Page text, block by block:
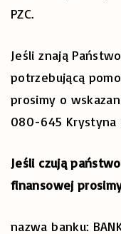
PZC.
Jeśli znają
potrzebującą
prosimy o
080-645 Krystyna
Jeśli czują
finansowej
nazwa banku: